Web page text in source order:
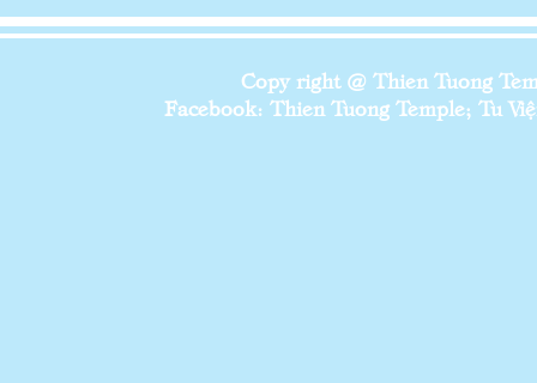
Copy right @ Thien Tuong
Facebook: Thien Tuong Temple; Tu